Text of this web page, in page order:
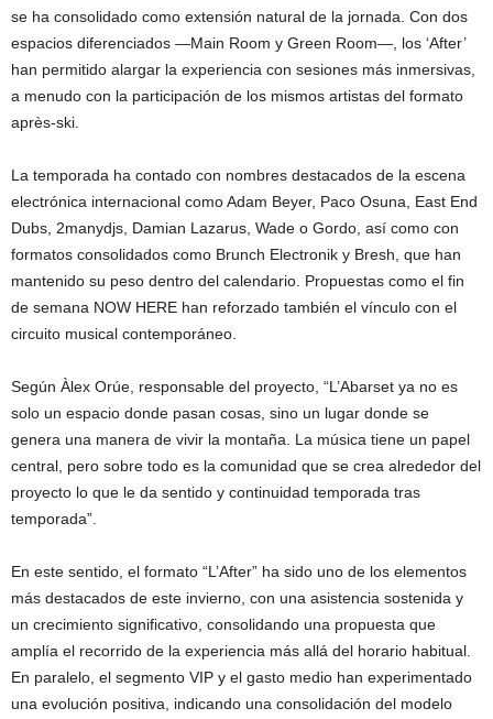
se ha consolidado como extensión natural de la jornada. Con dos
espacios diferenciados —Main Room y Green Room—, los ‘After’
han permitido alargar la experiencia con sesiones más inmersivas,
a menudo con la participación de los mismos artistas del formato
après-ski.
La temporada ha contado con nombres destacados de la escena
electrónica internacional como Adam Beyer, Paco Osuna, East End
Dubs, 2manydjs, Damian Lazarus, Wade o Gordo, así como con
formatos consolidados como Brunch Electronik y Bresh, que han
mantenido su peso dentro del calendario. Propuestas como el fin
de semana NOW HERE han reforzado también el vínculo con el
circuito musical contemporáneo.
Según Àlex Orúe, responsable del proyecto, “L’Abarset ya no es
solo un espacio donde pasan cosas, sino un lugar donde se
genera una manera de vivir la montaña. La música tiene un papel
central, pero sobre todo es la comunidad que se crea alrededor del
proyecto lo que le da sentido y continuidad temporada tras
temporada”.
En este sentido, el formato “L’After” ha sido uno de los elementos
más destacados de este invierno, con una asistencia sostenida y
un crecimiento significativo, consolidando una propuesta que
amplía el recorrido de la experiencia más allá del horario habitual.
En paralelo, el segmento VIP y el gasto medio han experimentado
una evolución positiva, indicando una consolidación del modelo